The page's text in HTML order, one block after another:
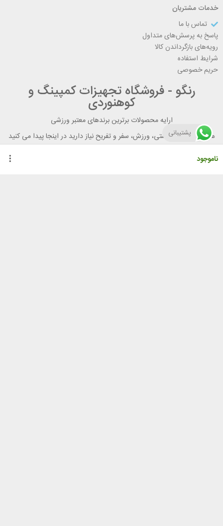
ناموجود
خدمات مشتریان
تماس با ما
پاسخ به پرسش‌های متداول
رویه‌های بازگرداندن کالا
شرایط استفاده
حریم خصوصی
رنگو - فروشگاه تجهیزات کمپینگ و
کوهنوردی
ارایه محصولات برترین برندهای معتبر ورزشی
هر آنچه برای تندرستی، ورزش، سفر و تفریح نیاز دارید در اینجا پیدا می کنید
پشتیبانی